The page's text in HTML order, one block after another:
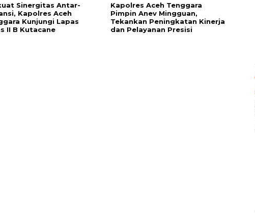
Sinergitas Antar-
Kapolres Aceh
Kunjungi Lapas
II B Kutacane
Kapolres Aceh Tenggara
Pimpin Anev Mingguan,
Tekankan Peningkatan Kinerja
dan Pelayanan Presisi